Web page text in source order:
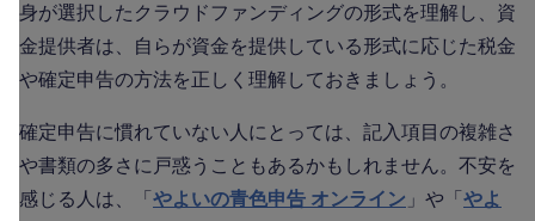
身が選択したクラウドファンディングの形式を理解し、資
金提供者は、自らが資金を提供している形式に応じた税金
や確定申告の方法を正しく理解しておきましょう。
確定申告に慣れていない人にとっては、記入項目の複雑さ
や書類の多さに戸惑うこともあるかもしれません。不安を
感じる人は、「 やよいの青色申告 オンライン 」や「 やよ